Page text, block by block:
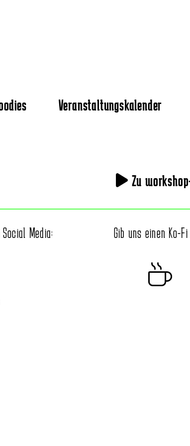
Veranstaltungskalender
Zu
Media: Gib uns einen Ko-